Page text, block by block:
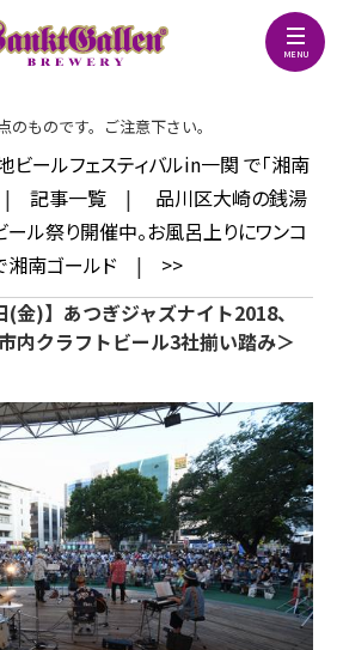
ものです。ご注意下さい。
ビールフェスティバルin一関 で「湘南
記事一覧|
品川区大崎の銭湯
ール祭り開催中。お風呂上りにワンコ
湘南ゴールド | >>
(金)】あつぎジャズナイト2018、
内クラフトビール3社揃い踏み＞